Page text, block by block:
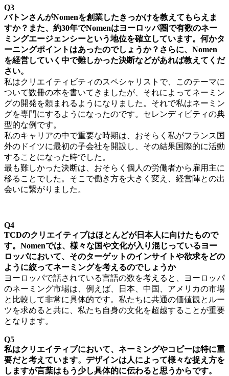
Q3
バトンさんがNomenを創業したきっかけを教えてもらえま
すか？また、約30年でNomenはヨーロッパ圏で有数のネー
ミングエージェンシーという地位を確立しています。何かタ
ーニングポイントはあったのでしょうか？さらに、Nomen
を経営していく中で難しかった決断などがあれば教えてくだ
さい。
私はクリエイティビティのスペシャリストで、このテーマに
ついて数冊の本を書いてきましたが、それによってネーミン
グの開発を頼まれるようになりました。それで私はネーミン
グを専門にするようになったのです。セレンディピティの典
型的な例です。
私のキャリアの中で重要な時期は、おそらく私がフランス国
外のドイツに最初の子会社を開設し、その結果国際的に活動
することになった時でした。
最も難しかった決断は、おそらく個人の労働者から雇用主に
移ることでした。そこで働き方を大きく変え、経営陣との出
会いに繋がりました。
Q4
TCDのクリエイティブはほとんどが日本人に向けたもので
す。Nomenでは、様々な国や文化が入り混じっているヨー
ロッパにおいて、そのターゲットのインサイトや欲求をどの
ように絞ってネーミングを考えるのでしょうか
ヨーロッパで話されている言語の数を考えると、ヨーロッパ
のネーミング市場は、例えば、日本、中国、アメリカの市場
と比較して非常に具体的です。私たちに共通の価値観とルー
ツを求めると共に、私たち自身の文化を超越することが重要
となります。
Q5
私はクリエイティブにおいて、ネーミングやコピーは特に重
要だと考えています。デザインは人によって様々な捉え方を
しますが言葉はもう少し具体的に伝わると思うからです。